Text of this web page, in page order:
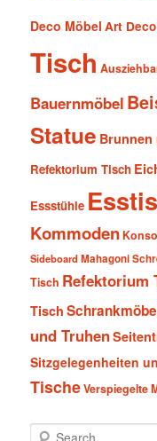
Deco Möbel Art
Tisch
Bauernmöbel
Statue Brunnen
Refektorium Tisch
Essstühle
Kommoden
SideboardMahagoni
Tisch Refektorium
Tisch
und Truhen
Sitzgelegenheiten
TischeVerspiegelte